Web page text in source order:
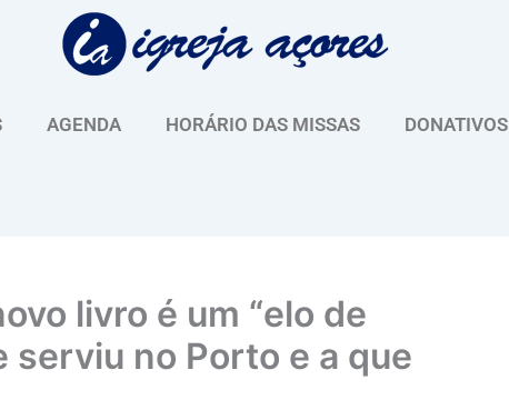
AGENDA HORÁRIO DAS MISSAS DONATIVOS
livro é um “elo de
serviu no Porto e a que